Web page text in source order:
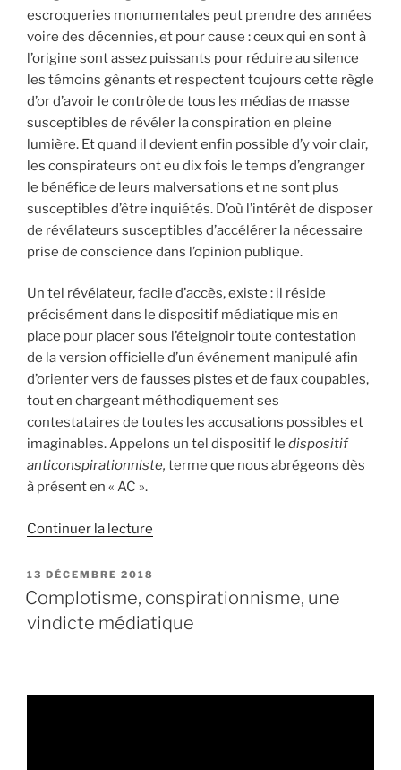
escroqueries monumentales peut prendre des années
voire des décennies, et pour cause : ceux qui en sont à
l’origine sont assez puissants pour réduire au silence
les témoins gênants et respectent toujours cette règle
d’or d’avoir le contrôle de tous les médias de masse
susceptibles de révéler la conspiration en pleine
lumière. Et quand il devient enfin possible d’y voir clair,
les conspirateurs ont eu dix fois le temps d’engranger
le bénéfice de leurs malversations et ne sont plus
susceptibles d’être inquiétés. D’où l’intérêt de disposer
de révélateurs susceptibles d’accélérer la nécessaire
prise de conscience dans l’opinion publique.
Un tel révélateur, facile d’accès, existe : il réside
précisément dans le dispositif médiatique mis en
place pour placer sous l’éteignoir toute contestation
de la version officielle d’un événement manipulé afin
d’orienter vers de fausses pistes et de faux coupables,
tout en chargeant méthodiquement ses
contestataires de toutes les accusations possibles et
imaginables. Appelons un tel dispositif le dispositif
anticonspirationniste, terme que nous abrégeons dès
à présent en « AC ».
Continuer la lecture
discours
anticomplotiste
de
PUBLIÉ
LE
13 DÉCEMBRE 2018
Complotisme, conspirationnisme, une
vindicte médiatique